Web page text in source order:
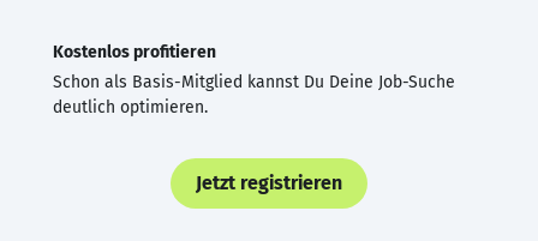
Kostenlos profitieren
Schon als Basis-Mitglied kannst Du Deine Job-Suche
deutlich optimieren.
Jetzt registrieren